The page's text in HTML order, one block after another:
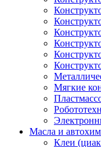
Мягкие
Масла и
Клеи